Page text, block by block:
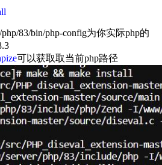
83/bin/php-config为你实际php的
可以获取取当前php路径